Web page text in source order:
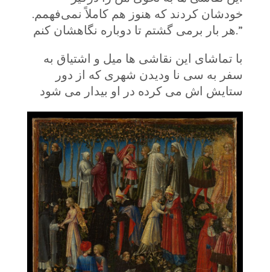
خودشان کردند که هنوز هم کاملاً نمی‌فهمم.
هر بار برمی گشتم تا دوباره نگاهشان کنم.”
با تماشای این نقاشی ها میل و اشتیاق به
سفر به سی نا ودیدن شهری که از دور
ستایش اش می کرده در او بیدار می شود